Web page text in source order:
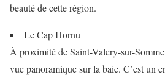
beauté de cette région.
Le Cap Hornu
À proximité de Saint-Valery-sur-
vue panoramique sur la baie. C’est un